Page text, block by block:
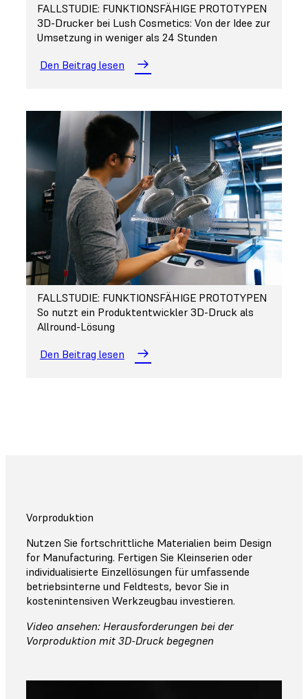
FALLSTUDIE: FUNKTIONSFÄHIGE PROTOTYPEN
3D-Drucker bei Lush Cosmetics: Von der Idee zur
Umsetzung in weniger als 24 Stunden
Den Beitrag lesen
FALLSTUDIE: FUNKTIONSFÄHIGE PROTOTYPEN
So nutzt ein Produktentwickler 3D-Druck als
Allround-Lösung
Den Beitrag lesen
Vorproduktion
Nutzen Sie fortschrittliche Materialien beim Design
for Manufacturing. Fertigen Sie Kleinserien oder
individualisierte Einzellösungen für umfassende
betriebsinterne und Feldtests, bevor Sie in
kostenintensiven Werkzeugbau investieren.
Video ansehen: Herausforderungen bei der
Vorproduktion mit 3D-Druck begegnen